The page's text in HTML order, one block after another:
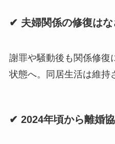
✔ 夫婦関係の修復は
謝罪や騒動後も関係修復
状態へ。同居生活は維持
✔ 2024年頃から離婚